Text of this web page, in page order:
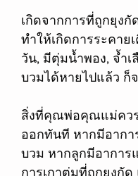
เกิดจากการที่ถูกยุงกั
ทำให้เกิดการระคา
วัน, มีตุ่มน้ำพอง, จ้ำ
บวมได้หายไปแล้ว ก็
สิ่งที่คุณพ่อคุณแม่ควร
ออกทันที หากมีอากา
บวม หากลูกมีอาการ
การเกาตุ่มที่ถูกยุงกั